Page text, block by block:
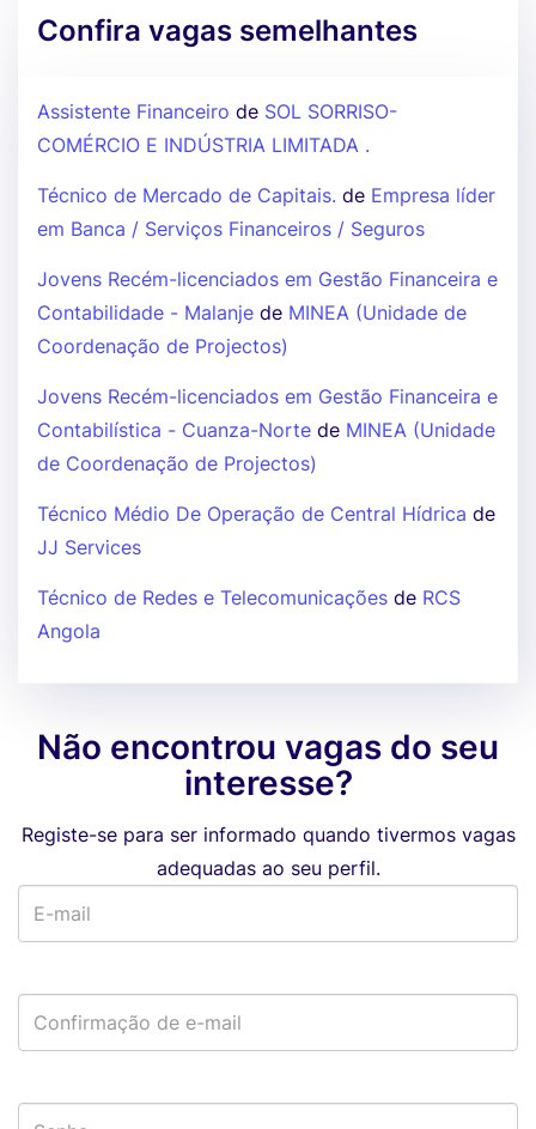
Confira vagas semelhantes
Assistente Financeiro de SOL SORRISO-
COMÉRCIO E INDÚSTRIA LIMITADA .
Técnico de Mercado de Capitais. de Empresa líder
em Banca / Serviços Financeiros / Seguros
Jovens Recém-licenciados em Gestão Financeira e
Contabilidade - Malanje de MINEA (Unidade de
Coordenação de Projectos)
Jovens Recém-licenciados em Gestão Financeira e
Contabilística - Cuanza-Norte de MINEA (Unidade
de Coordenação de Projectos)
Técnico Médio De Operação de Central Hídrica de
JJ Services
Técnico de Redes e Telecomunicações de RCS
Angola
Não encontrou vagas do seu
interesse?
Registe-se para ser informado quando tivermos vagas
adequadas ao seu perfil.